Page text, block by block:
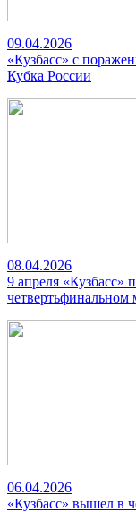
09.04.2026
«Кузбасс» с
Кубка России
08.04.2026
9 апреля
четвертьфинальном
06.04.2026
«Кузбасс» вышел в